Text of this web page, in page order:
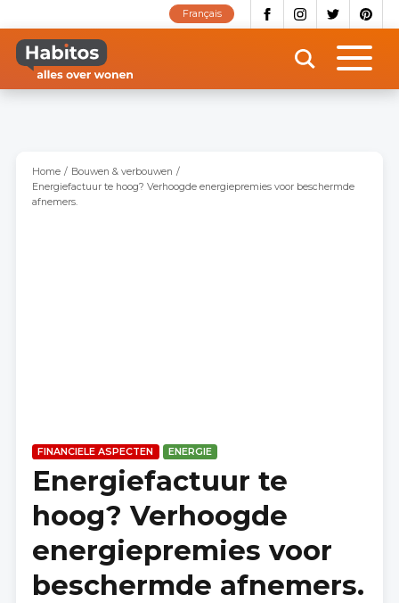
naar
inhoud
gaan
Français
Home
Bouwen & verbouwen
Energiefactuur te hoog? Verhoogde energiepremies voor beschermde
afnemers.
FINANCIELE ASPECTEN ENERGIE
Energiefactuur te
hoog? Verhoogde
energiepremies voor
beschermde afnemers.